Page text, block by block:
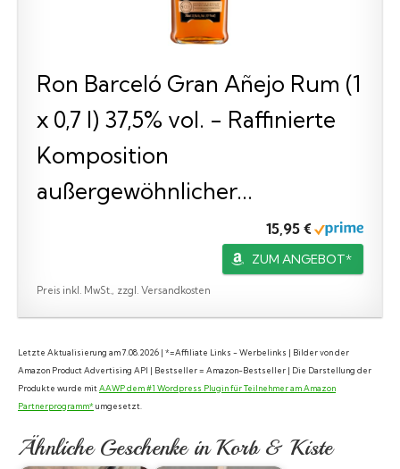
Ron Barceló Gran Añejo Rum (1
x 0,7 l) 37,5% vol. - Raffinierte
Komposition
außergewöhnlicher...
15,95 €
ZUM ANGEBOT*
Preis inkl. MwSt., zzgl. Versandkosten
Letzte Aktualisierung am 7.08.2026 | *=Affiliate Links - Werbelinks | Bilder von der
Amazon Product Advertising API | Bestseller = Amazon-Bestseller | Die Darstellung der
Produkte wurde mitAAWP dem #1 Wordpress Plugin für Teilnehmer am Amazon
Partnerprogramm*umgesetzt.
Ähnliche Geschenke in Korb & Kiste